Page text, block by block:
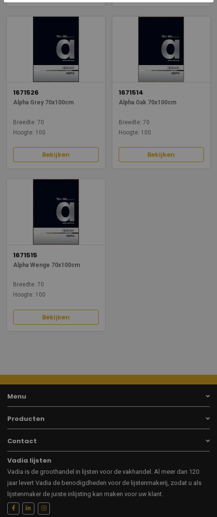
1671526
Alpha Grey 70x100cm
Breedte: 70
Hoogte: 100
Bekijken
1671514
Alpha Oak 70x100cm
Breedte: 70
Hoogte: 100
Bekijken
1671515
Alpha Wenge 70x100cm
Breedte: 70
Hoogte: 100
Bekijken
Menu
Producten
Contact
Vadia lijsten
Vadia is de groothandel in lijsten voor de vakhandel. Al meer dan 120
jaar levert Vadia de benodigdheden voor de lijstenmakerij, zodat u als
lijstenmaker de juiste inlijsting kan maken voor uw klant.